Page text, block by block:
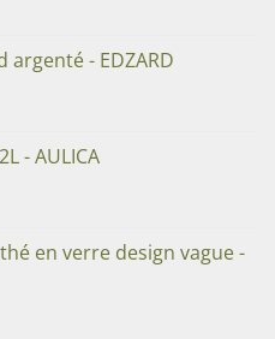
argenté - EDZARD
- AULICA
en verre design vague -